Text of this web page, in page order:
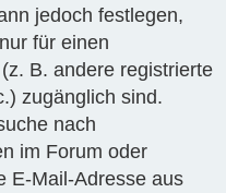
jedoch festlegen,
für einen
B. andere registrierte
zugänglich sind.
nach
im Forum oder
E-Mail-Adresse aus